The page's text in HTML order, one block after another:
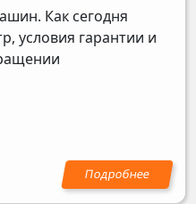
Как сегодня
условия гарантии и